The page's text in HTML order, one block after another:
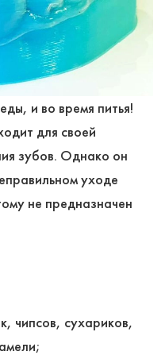
и во время питья!
для своей
зубов. Однако он
уходе
не предназначен
чипсов, сухариков,